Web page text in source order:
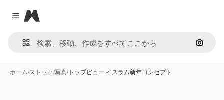
Close menu
Magnific
画像で
ホーム/ストック/写真/トップビュー イスラム新年コンセプト